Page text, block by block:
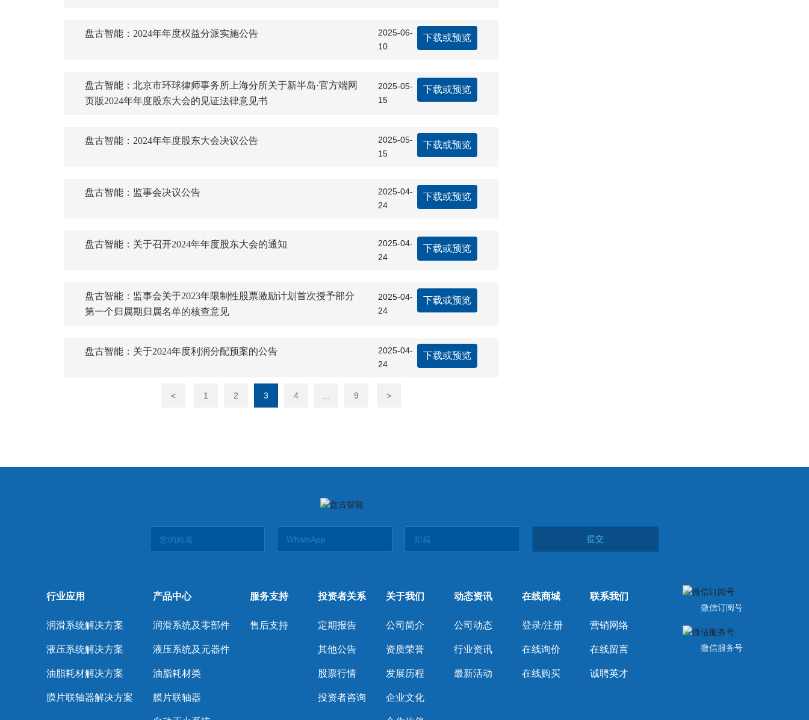
盘古智能：2024年年度权益分派实施公告
2025-06-
10
下载或预览
盘古智能：北京市环球律师事务所上海分所关于新半岛·官方端网
页版2024年年度股东大会的见证法律意见书
2025-05-
15
下载或预览
盘古智能：2024年年度股东大会决议公告
2025-05-
15
下载或预览
盘古智能：监事会决议公告
2025-04-
24
下载或预览
盘古智能：关于召开2024年年度股东大会的通知
2025-04-
24
下载或预览
盘古智能：监事会关于2023年限制性股票激励计划首次授予部分
第一个归属期归属名单的核查意见
2025-04-
24
下载或预览
盘古智能：关于2024年度利润分配预案的公告
2025-04-
24
下载或预览
< 1 2 3 4 9 >
提交
行业应用
润滑系统解决方案
液压系统解决方案
油脂耗材解决方案
膜片联轴器解决方案
产品中心
润滑系统及零部件
液压系统及元器件
油脂耗材类
膜片联轴器
服务支持
售后支持
投资者关系
定期报告
其他公告
股票行情
投资者咨询
关于我们
公司简介
资质荣誉
发展历程
企业文化
动态资讯
公司动态
行业资讯
最新活动
在线商城
登录/注册
在线询价
在线购买
联系我们
营销网络
在线留言
诚聘英才
微信订阅号
微信服务号